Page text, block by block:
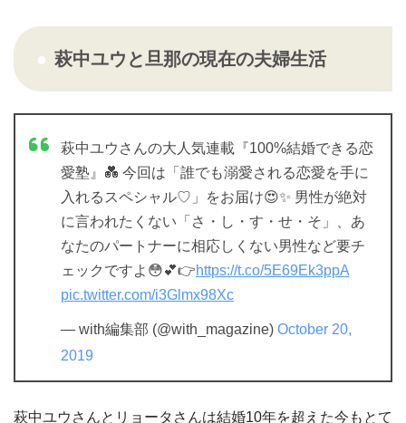
萩中ユウと旦那の現在の夫婦生活
萩中ユウさんの大人気連載『100%結婚できる恋
愛塾』💑 今回は「誰でも溺愛される恋愛を手に
入れるスペシャル♡」をお届け😍✨ 男性が絶対
に言われたくない「さ・し・す・せ・そ」、あ
なたのパートナーに相応しくない男性など要チ
ェックですよ😳💕👉https://t.co/5E69Ek3ppA
pic.twitter.com/i3Glmx98Xc
— with編集部 (@with_magazine) October 20,
2019
萩中ユウさんとリョータさんは結婚10年を超えた今もとて